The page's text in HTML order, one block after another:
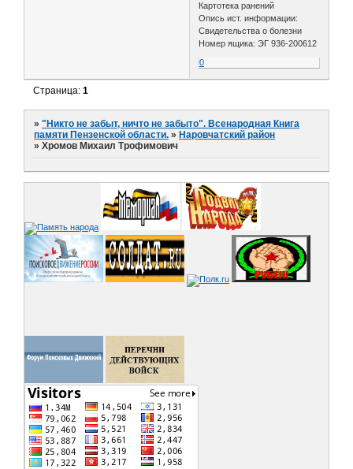
Картотека ранений
Опись ист. информации:
Свидетельства о болезни
Номер ящика: ЭГ 936-200612
0
Страница:1
»"Никто не забыт, ничто не забыто". Всенародная Книга
памяти Пензенской области. » Наровчатский район
»Хромов Михаил Трофимович